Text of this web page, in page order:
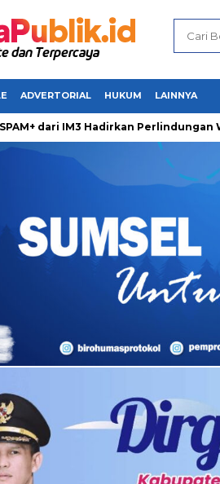
ADVERTORIAL HUKUM LAINNYA
dari IM3 Hadirkan Perlindungan